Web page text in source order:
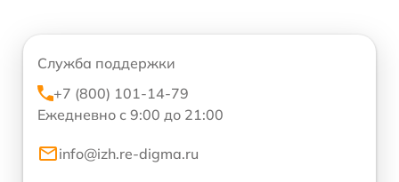
Служба поддержки
+7 (800) 101-14-79
Ежедневно с 9:00 до 21:00
info@izh.re-digma.ru